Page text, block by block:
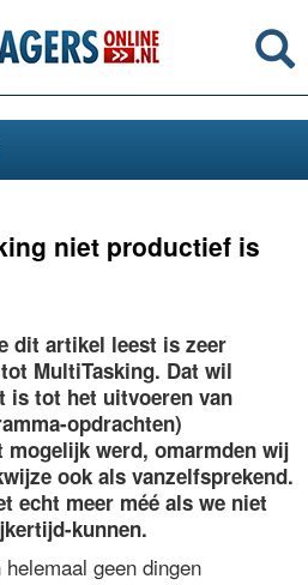
niet productief is
dit artikel leest is zeer
MultiTasking. Dat wil
is tot het uitvoeren van
opdrachten)
werd, omarmden wij
ook als vanzelfsprekend.
echt meer méé als we niet
kunnen.
geen dingen